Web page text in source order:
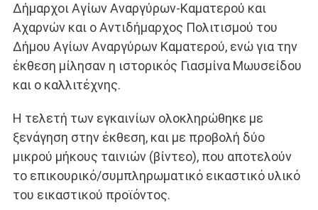
Δήμαρχοι Αγίων Αναργύρων-Καματερού και
Αχαρνών και ο Αντιδήμαρχος Πολιτισμού του
Δήμου Αγίων Αναργύρων Καματερού, ενώ για την
έκθεση μίλησαν η ιστορικός Γιασμίνα Μωυσείδου
και ο καλλιτέχνης.
Η τελετή των εγκαινίων ολοκληρώθηκε με
ξενάγηση στην έκθεση, και με προβολή δύο
μικρού μήκους ταινιών (βίντεο), που αποτελούν
το επικουρικό/συμπληρωματικό εικαστικό υλικό
του εικαστικού προϊόντος.